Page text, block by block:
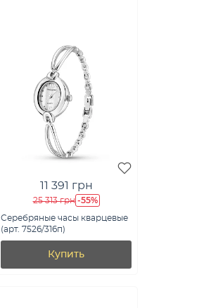
11 391 грн
25 313 грн -55%
Серебряные часы кварцевые
(арт. 7526/316п)
Купить